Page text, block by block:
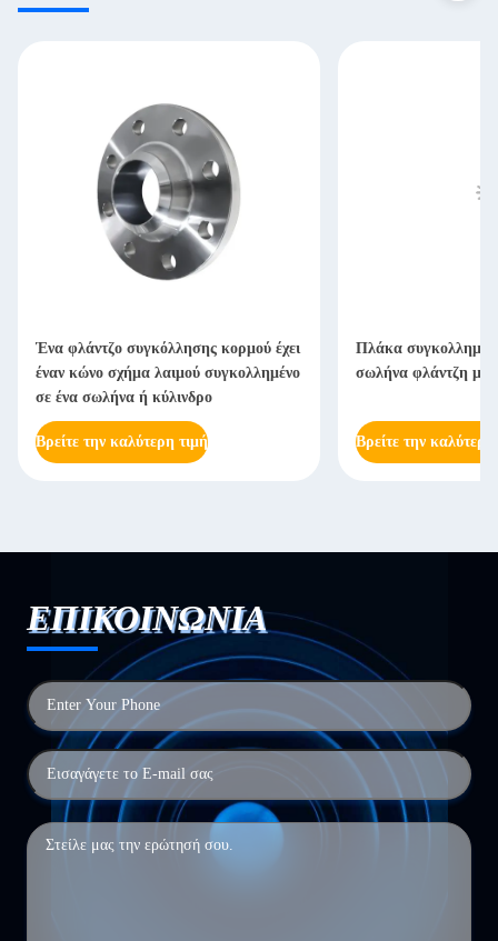
Ένα φλάντζο συγκόλλησης κορμού έχει
έναν κώνο σχήμα λαιμού συγκολλημένο
σε ένα σωλήνα ή κύλινδρο
Βρείτε την καλύτερη τιμή
Πλάκα
σωλήνα φλάντζη με
Βρείτε την καλύτερη
ΕΠΙΚΟΙΝΩΝΙΑ